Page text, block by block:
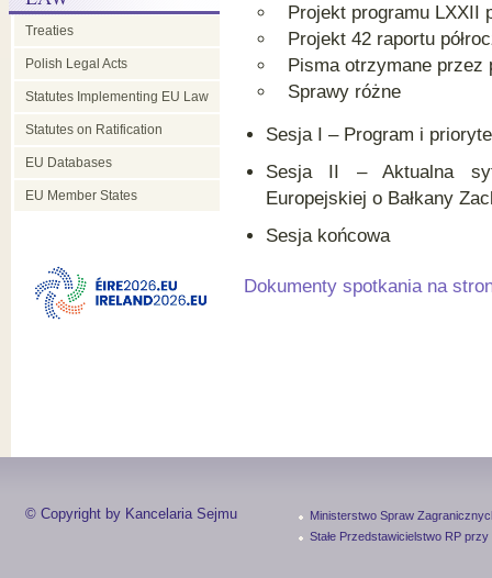
Treaties
Polish Legal Acts
Statutes Implementing EU Law
Statutes on Ratification
EU Databases
EU Member States
Projekt programu LXXII
Projekt 42 raportu
Pisma otrzymane przez
Sprawy różne
Sesja I – Program i
Sesja II – Aktualna
Europejskiej o Bałkany
Sesja końcowa
Dokumenty spotkania na
© Copyright by Kancelaria Sejmu
Ministerstwo Spraw
Stałe Przedstawicielstwo RP przy